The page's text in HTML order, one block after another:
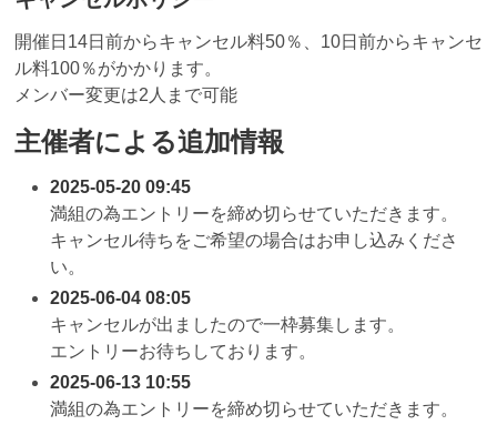
開催日14日前からキャンセル料50％、10日前からキャンセ
ル料100％がかかります。
メンバー変更は2人まで可能
主催者による追加情報
2025-05-20 09:45
満組の為エントリーを締め切らせていただきます。
キャンセル待ちをご希望の場合はお申し込みくださ
い。
2025-06-04 08:05
キャンセルが出ましたので一枠募集します。
エントリーお待ちしております。
2025-06-13 10:55
満組の為エントリーを締め切らせていただきます。